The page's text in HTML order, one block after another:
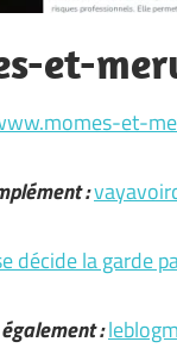
et-
et-
:
décide la garde
: